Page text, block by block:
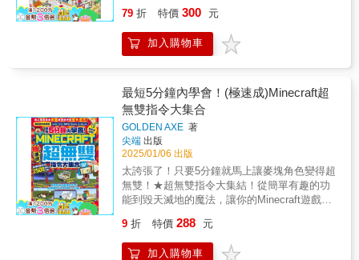
就。 ◎本書對讀者的幫助 【激發創意與想像
可以自由創作，將腦海中的想法變成現實。
【培養邏輯思維】：透過特效運用與簡易程式
設計，訓練思考與解決問題的能力。 【提升電
設定與程式語法，打下科技素養的堅實基礎。
【增強自信心】：完成屬於自己的遊戲作品，
累積從無到有的成就感，提升自我肯定。 【培
養團隊合作精神】：透過學習團隊研發模式，
體驗分工合作與集體創作的樂趣。
得超有個性！ 頼鼳 戶外景觀 —— 天然露天
一無二的地圖！ 頼鿰 特色建築 —— 萬聖節
小屋、懸掛式房屋、拳擊擂臺、迷你叢林樹
屋，顛覆你的創造力！ ⚙ 紅石機關 —— 可
發射器，讓世界動起來！ 這本書能幫助小朋
友： 頽鴹 激發創意：學習如何用簡單方塊拼出
細節滿滿的建築。 頽鴹 增強邏輯思維：透過設
計與紅石機關，訓練解決問題的能力。 頽鴹 提
升美感與觀察力：學會搭配不同方塊，創造出
更真實的效果。 頽鴹 快速完成作品：每項設計
都能 3 分鐘內完成，簡單又有成就感！ 只要按
照書中教學，你也能變身 Minecraft 建築工匠，
別新增2025年版本給台灣讀者的話，值得閱讀
與深思★獲得教育部推動數位學習績優人員領
航獎的蘇澳國小教師：邱怡雯老師肯定此書為
靖老師語文審訂與推薦AI發展至今已經密不可
分的融入我們的日常生活，放眼所見的各種事
物，例如：交通工具、居家電器、網路客服，
還有普遍於市面上的各款3C遊戲。本書是長年
研究AI並且活躍於各個科技領域的作者，透過
吸引讀者目光的童趣插圖，搭配簡單易懂的專
業內容，因此成為各年齡層讀者可以輕鬆明白
AI概念的一本入門書。書中設計了好玩的「AI
冒險學習地圖 」紙上遊戲，讀者能夠從中更輕
鬆的體會AI的學習方法，一邊閱讀、一邊跨頁
加深刻理解「AI強化學習」的具體過程。◎本
79 折 特價 300 元
加入購物車
最短5分鐘內學會！(極速成)Minecraft超
無雙指令大集合
GOLDEN AXE 著
尖端 出版
2025/01/06 出版
太誇張了！只要5分鐘就馬上讓麥塊角色變得超
無雙！★超無雙指令大集結！從簡單有趣的功
能到毀天滅地的魔法，讓你的Minecraft遊戲技
算是指令新手，也能快速掌握最實用的技巧！
★超多創意玩法！無論是打造超酷道具還是設
計奇妙場景，一本書教會你全部秘技！【初學
9 折 特價 288 元
加入購物車